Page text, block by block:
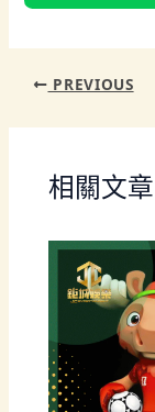
PREVIOUS
相關文章